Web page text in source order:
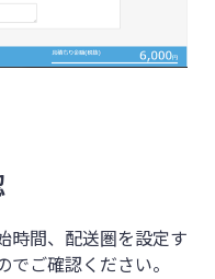
時間、配送圏を設定す
ご確認ください。